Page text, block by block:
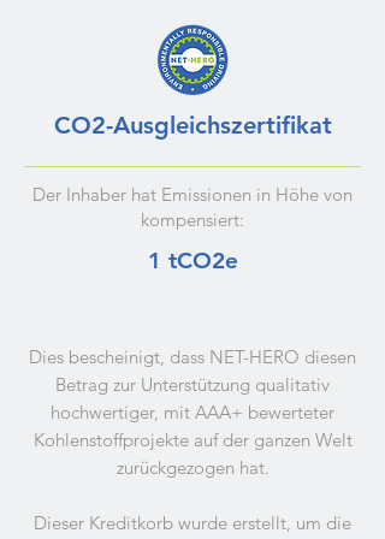
CO2-Ausgleichszertifikat
Der Inhaber hat Emissionen in Höhe von
kompensiert:
1 tCO2e
Dies bescheinigt, dass NET-HERO diesen
Betrag zur Unterstützung qualitativ
hochwertiger, mit AAA+ bewerteter
Kohlenstoffprojekte auf der ganzen Welt
zurückgezogen hat.
Dieser Kreditkorb wurde erstellt, um die